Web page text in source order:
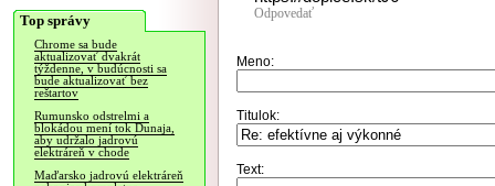
Top správy
Chrome sa bude
aktualizovať dvakrát
týždenne, v budúcnosti sa
bude aktualizovať bez
reštartov
Rumunsko odstrelmi a
blokádou mení tok Dunaja,
aby udržalo jadrovú
elektráreň v chode
Maďarsko jadrovú elektráreň
Odpovedať
Meno:
Titulok:
Text: